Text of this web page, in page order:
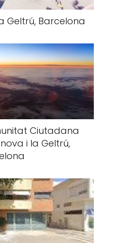
Geltrú, Barcelona
Ciutadana
i la Geltrú,